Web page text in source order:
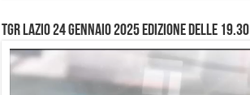
TGR LAZIO 24 gennaio 2025 edizione delle 19.30
Video
Player